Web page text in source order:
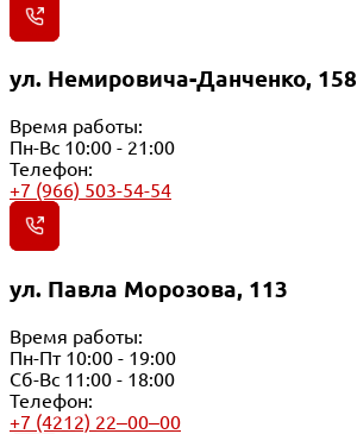
ул. Немировича-Данченко, 158
Время работы:
Пн-Вс 10:00 - 21:00
Телефон:
+7 (966) 503-54-54
ул. Павла Морозова, 113
Время работы:
Пн-Пт 10:00 - 19:00
Сб-Вс 11:00 - 18:00
Телефон:
+7 (4212) 22‒00‒00